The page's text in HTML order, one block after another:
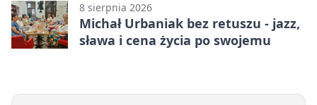
8 sierpnia 2026
Michał Urbaniak bez retuszu - jazz,
sława i cena życia po swojemu